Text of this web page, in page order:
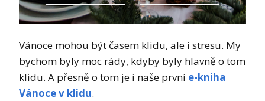
Vánoce mohou být časem klidu, ale i stresu. My
bychom byly moc rády, kdyby byly hlavně o tom
klidu. A přesně o tom je i naše první e-kniha
Vánoce v klidu.